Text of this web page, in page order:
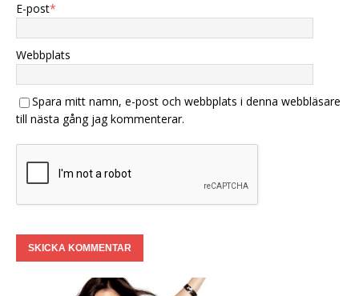
E-post*
Webbplats
Spara mitt namn, e-post och webbplats i denna webbläsare
till nästa gång jag kommenterar.